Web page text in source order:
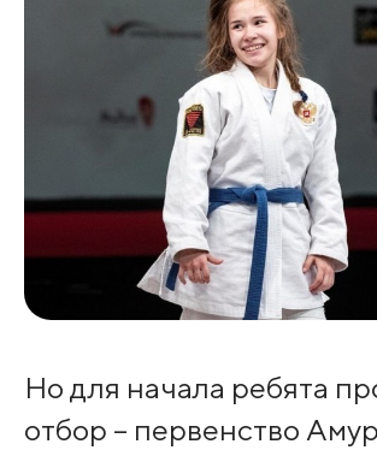
Но для начала ребята
отбор – первенство